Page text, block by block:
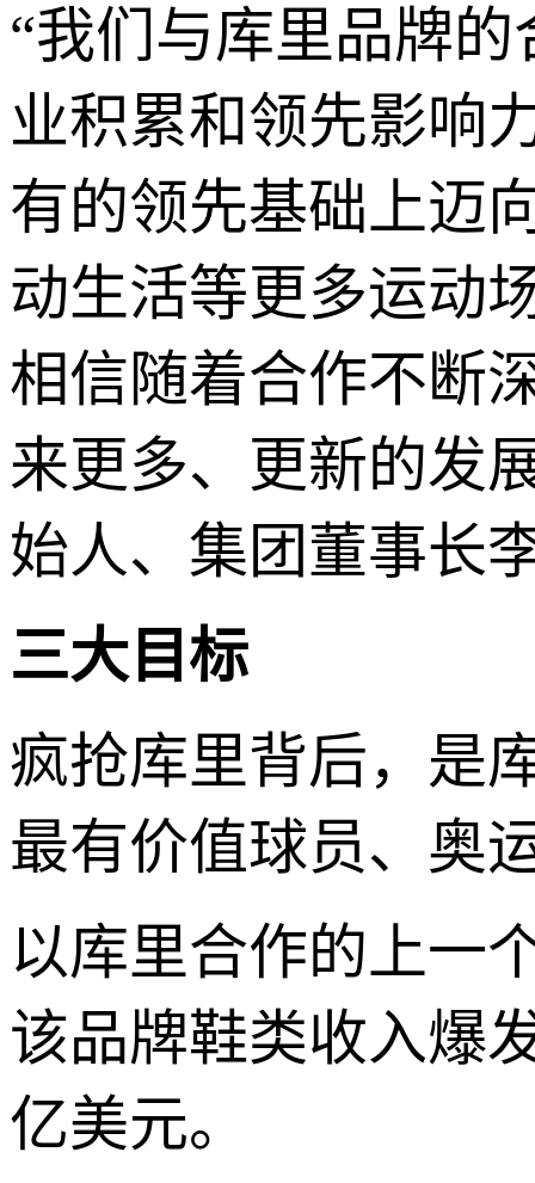
“我们与库里品牌
业积累和领先影响
有的领先基础上迈
动生活等更多运动
相信随着合作不断
来更多、更新的发
始人、集团董事长
三大目标
疯抢库里背后，是
最有价值球员、奥
以库里合作的上一
该品牌鞋类收入爆
亿美元。